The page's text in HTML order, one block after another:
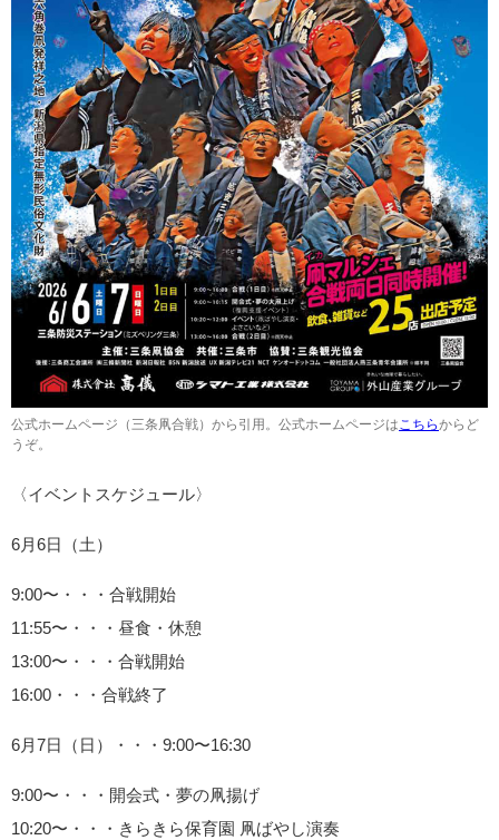
公式ホームページ（三条凧合戦）から引用。公式ホームページはこちらからど
うぞ。
〈イベントスケジュール〉
6月6日（土）
9:00〜・・・合戦開始
11:55〜・・・昼食・休憩
13:00〜・・・合戦開始
16:00・・・合戦終了
6月7日（日）・・・9:00〜16:30
9:00〜・・・開会式・夢の凧揚げ
10:20〜・・・きらきら保育園 凧ばやし演奏